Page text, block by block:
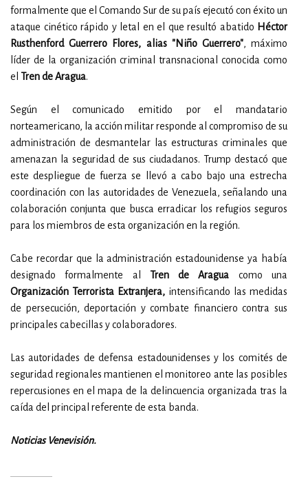
formalmente que el Comando Sur de su país ejecutó con éxito un
ataque cinético rápido y letal en el que resultó abatido Héctor
Rusthenford Guerrero Flores, alias "Niño Guerrero", máximo
líder de la organización criminal transnacional conocida como
el Tren de Aragua.
Según el comunicado emitido por el mandatario
norteamericano, la acción militar responde al compromiso de su
administración de desmantelar las estructuras criminales que
amenazan la seguridad de sus ciudadanos. Trump destacó que
este despliegue de fuerza se llevó a cabo bajo una estrecha
coordinación con las autoridades de Venezuela, señalando una
colaboración conjunta que busca erradicar los refugios seguros
para los miembros de esta organización en la región.
Cabe recordar que la administración estadounidense ya había
designado formalmente al Tren de Aragua como una
Organización Terrorista Extranjera, intensificando las medidas
de persecución, deportación y combate financiero contra sus
principales cabecillas y colaboradores.
Las autoridades de defensa estadounidenses y los comités de
seguridad regionales mantienen el monitoreo ante las posibles
repercusiones en el mapa de la delincuencia organizada tras la
caída del principal referente de esta banda.
Noticias Venevisión.